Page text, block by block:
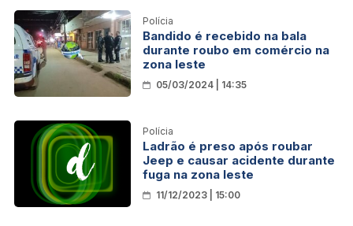
Polícia
Bandido é recebido na bala
durante roubo em comércio na
zona leste
05/03/2024 | 14:35
Polícia
Ladrão é preso após roubar
Jeep e causar acidente durante
fuga na zona leste
11/12/2023 | 15:00